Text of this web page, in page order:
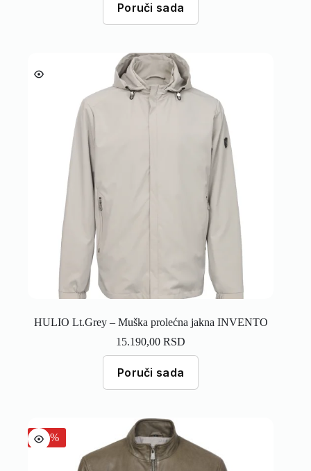
Poruči sada
HULIO Lt.Grey – Muška prolećna jakna INVENTO
15.190,00RSD
Poruči sada
-30%